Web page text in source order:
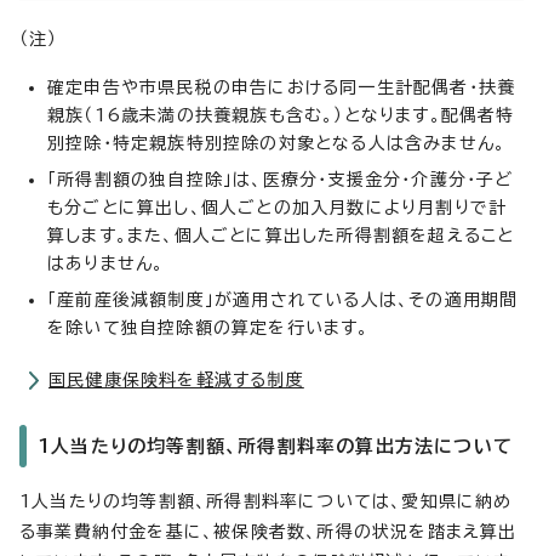
（注）
確定申告や市県民税の申告における同一生計配偶者・扶養
親族（16歳未満の扶養親族も含む。）となります。配偶者特
別控除・特定親族特別控除の対象となる人は含みません。
「所得割額の独自控除」は、医療分・支援金分・介護分・子ど
も分ごとに算出し、個人ごとの加入月数により月割りで計
算します。また、個人ごとに算出した所得割額を超えること
はありません。
「産前産後減額制度」が適用されている人は、その適用期間
を除いて独自控除額の算定を行います。
国民健康保険料を軽減する制度
1人当たりの均等割額、所得割料率の算出方法について
1人当たりの均等割額、所得割料率については、愛知県に納め
る事業費納付金を基に、被保険者数、所得の状況を踏まえ算出